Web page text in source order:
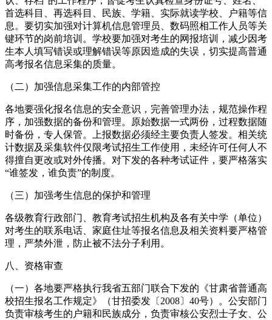
首选科目、再选科目、民族、学籍、实际就读学校、户籍等信
息。要切实加强对计算机信息管理员、数码照相工作人员等关
键环节的岗前培训。学校要加强对考生的网报培训，减少因考
生本人填写错误或理解错误等原因造成的失误，切实提高普通
高考报名信息采集的质量。
（二）加强信息采集工作的内部管控
各地要强化报名信息的安全意识，完善管理办法，规范操作程
序，加强数据的备份和管理。原始数据一式两份，过程数据随
时备份，专人保管。上报数据必须经主要负责人签发。相关统
计数据及采集软件仅限考试招生工作使用，未经许可任何人不
得擅自更改或对外传播。对下发的各种考试证件，要严格落实
“谁签发，谁负责”的制度。
（三）加强考生信息的保护和管理
各级教育行政部门、教育考试招生机构及各有关中学（单位）
对考生的联系电话、家庭住址等报名信息及相关资料要严格管
理，严禁外泄，防止被不法分子利用。
八、资格审查
（一）各地要严格执行我省五部门联合下发的《甘肃省普通高
校招生报名工作规定》（甘招委发〔2008〕40号）。公安部门
负责审核考生的户籍和民族成分，负责审核公安烈士子女、公